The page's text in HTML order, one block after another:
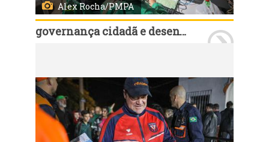
Alex Rocha/PMPA
governança cidadã e desenvolvimento rural